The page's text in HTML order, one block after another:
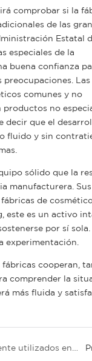
comprobar si la
de las
Estatal
especiales de la
buena confianza
Las
comunes y no
productos no
decir que el
fluido y sin
sólido que la
manufacturera.
de
este es un activo
por sí sola.
experimentación.
fábricas cooperan,
comprender la
más fluida y